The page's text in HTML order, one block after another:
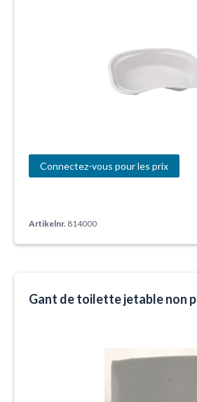
Connectez-vous pour les prix
Artikelnr. 814000
Gant de toilette jetable non